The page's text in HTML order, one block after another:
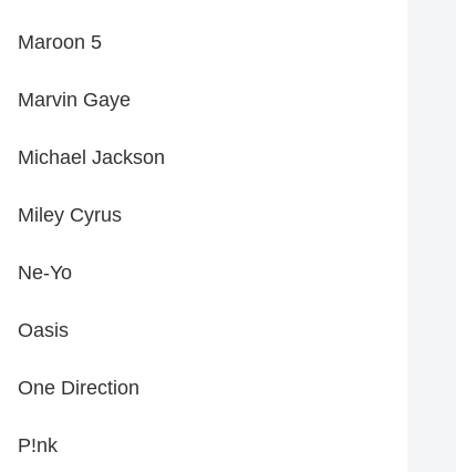
Maroon 5
Marvin Gaye
Michael Jackson
Miley Cyrus
Ne-Yo
Oasis
One Direction
P!nk